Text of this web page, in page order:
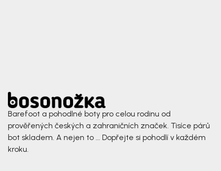
Barefoot a pohodlné boty pro celou rodinu od
prověřených českých a zahraničních značek. Tisíce párů
bot skladem. A nejen to ... Dopřejte si pohodlí v každém
kroku.